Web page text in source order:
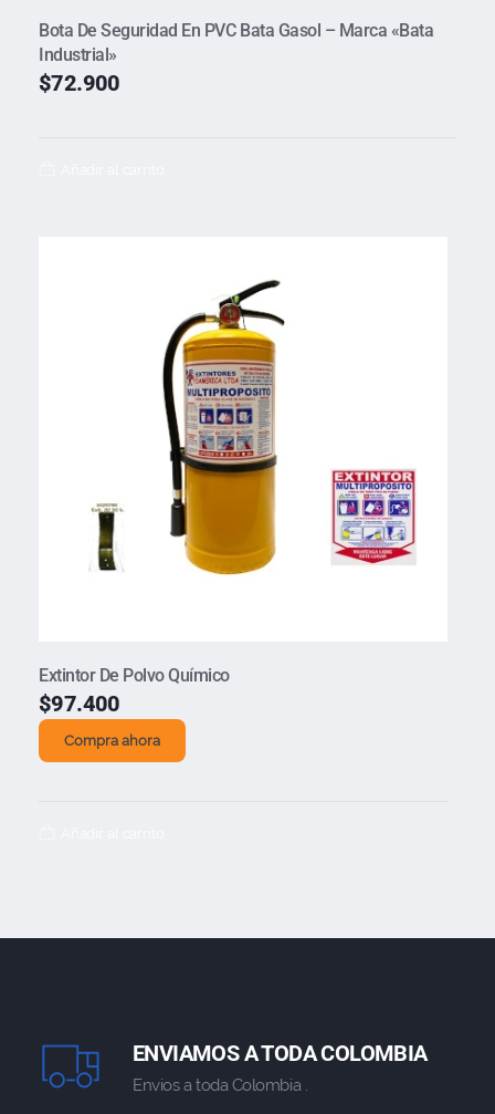
Bota De Seguridad En PVC Bata Gasol – Marca «Bata
Industrial»
$72.900
Extintor De Polvo Químico
$97.400
Compra ahora
ENVIAMOS A TODA COLOMBIA
Envios a toda Colombia .